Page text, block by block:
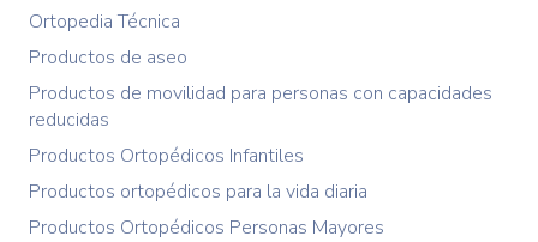
Ortopedia Técnica
Productos de aseo
Productos de movilidad para personas con capacidades
reducidas
Productos Ortopédicos Infantiles
Productos ortopédicos para la vida diaria
Productos Ortopédicos Personas Mayores